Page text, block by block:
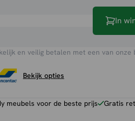
In
en veilig betalen met een van onze
Bekijk opties
meubels voor de beste prijs Gratis